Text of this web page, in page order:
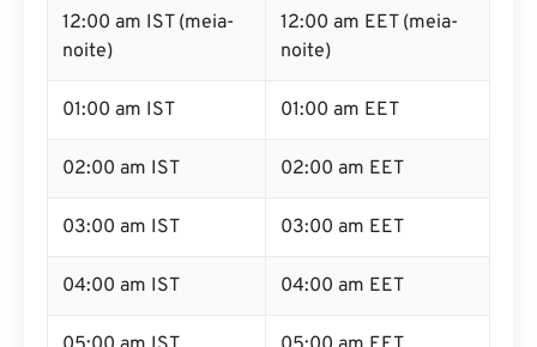
12:00 am IST (meia-
noite)
12:00 am EET (meia-
noite)
01:00 am IST 01:00 am EET
02:00 am IST 02:00 am EET
03:00 am IST 03:00 am EET
04:00 am IST 04:00 am EET